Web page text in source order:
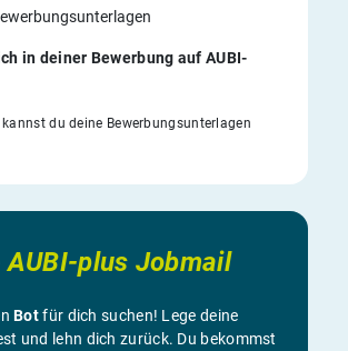
in deiner Bewerbung auf AUBI-
du deine Bewerbungsunterlagen
AUBI-plus Jobmail
Botfür dich suchen! Lege deine
und lehn dich zurück. Du bekommst